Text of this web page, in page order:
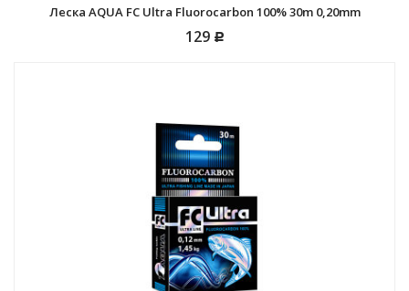
Леска AQUA FC Ultra Fluorocarbon 100% 30m 0,20mm
129 Р